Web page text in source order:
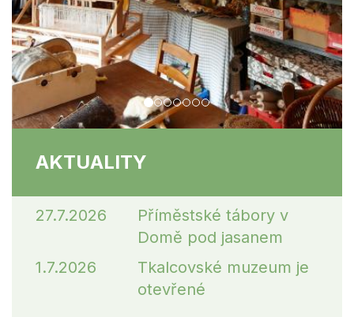
AKTUALITY
27.7.2026
Příměstské tábory v
Domě pod jasanem
1.7.2026
Tkalcovské muzeum je
otevřené